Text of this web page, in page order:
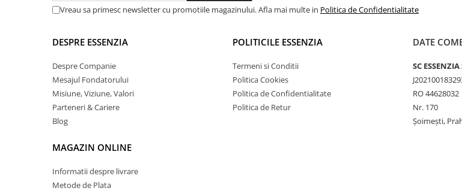
Vreau sa primesc newsletter cu promotiile magazinului. Afla mai multe in Politica de Confidentialitate
DESPRE ESSENZIA
Despre Companie
Mesajul Fondatorului
Misiune, Viziune, Valori
Parteneri & Cariere
Blog
MAGAZIN ONLINE
Informatii despre livrare
Metode de Plata
POLITICILE ESSENZIA
Termeni si Conditii
Politica Cookies
Politica de Confidentialitate
Politica de Retur
DATE
SC ESSENZIA
RO 44628032
Nr. 170
Șoimești,